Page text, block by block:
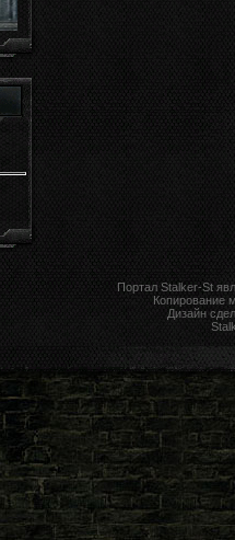
Портал Stalker-St
Копирование
Дизайн